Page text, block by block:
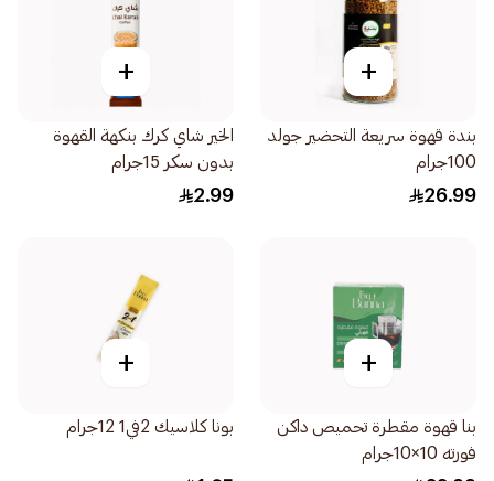
+
بندة قهوة سريعة التحضير جولد
100جرام
26.99
+
الخير شاي كرك بنكهة القهوة
بدون سكر 15جرام
2.99
+
بنا قهوة مقطرة تحميص داكن
فورته 10×10جرام
+
بونا كلاسيك 2في1 12جرام